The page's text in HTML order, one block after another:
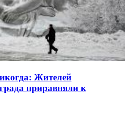
Жителей
приравняли к